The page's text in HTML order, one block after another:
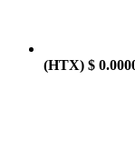
(HTX) $